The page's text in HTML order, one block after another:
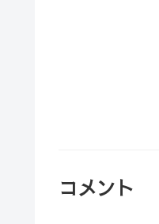
コメント